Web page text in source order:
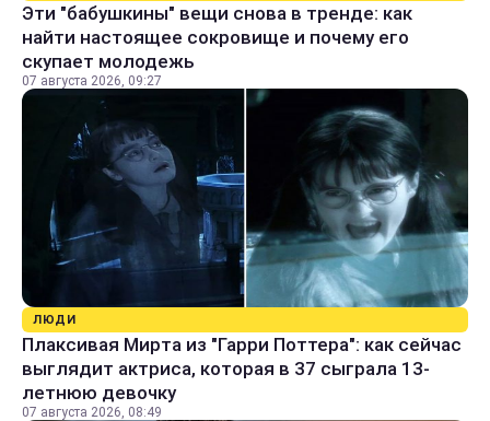
Эти "бабушкины" вещи снова в тренде: как
найти настоящее сокровище и почему его
скупает молодежь
07 августа 2026, 09:27
ЛЮДИ
Плаксивая Мирта из "Гарри Поттера": как сейчас
выглядит актриса, которая в 37 сыграла 13-
летнюю девочку
07 августа 2026, 08:49